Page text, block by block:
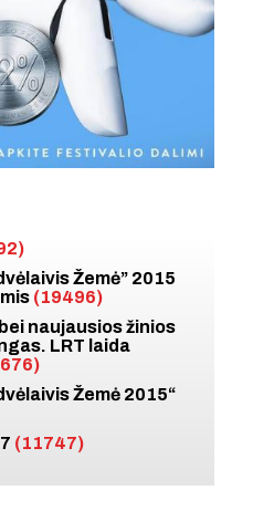
Žemė” 2015
(19496)
naujausios žinios
LRT laida
Žemė 2015“
(11747)